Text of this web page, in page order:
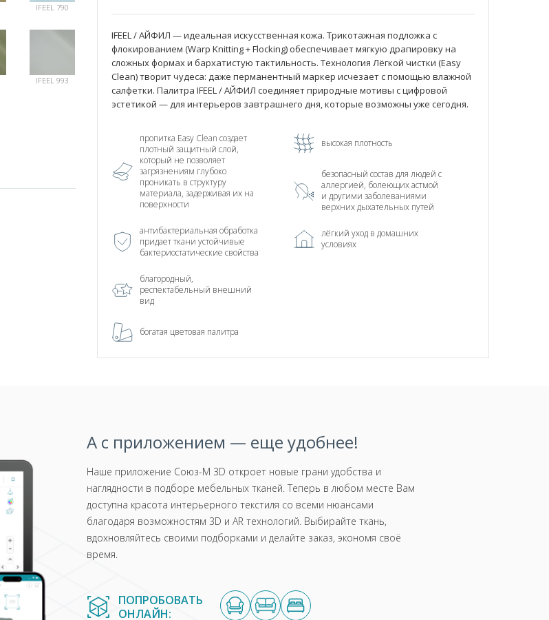
IFEEL 790
IFEEL 993
IFEEL / АЙФИЛ — идеальная искусственная кожа. Трикотажная подложка с
флокированием (Warp Knitting + Flocking) обеспечивает мягкую драпировку на
сложных формах и бархатистую тактильность. Технология Лёгкой чистки (Easy
Clean) творит чудеса: даже перманентный маркер исчезает с помощью влажной
салфетки. Палитра IFEEL / АЙФИЛ соединяет природные мотивы с цифровой
эстетикой — для интерьеров завтрашнего дня, которые возможны уже сегодня.
пропитка Easy Clean создает
плотный защитный слой,
который не позволяет
загрязнениям глубоко
проникать в структуру
материала, задерживая их на
поверхности
антибактериальная обработка
придает ткани устойчивые
бактериостатические свойства
благородный,
респектабельный внешний
вид
богатая цветовая палитра
высокая плотность
безопасный состав для людей с
аллергией, болеющих астмой
и другими заболеваниями
верхних дыхательных путей
лёгкий уход в домашних
условиях
А с приложением — еще удобнее!
Наше приложение Союз-М 3D откроет новые грани удобства и
наглядности в подборе мебельных тканей. Теперь в любом месте Вам
доступна красота интерьерного текстиля со всеми нюансами
благодаря возможностям 3D и AR технологий. Выбирайте ткань,
вдохновляйтесь своими подборками и делайте заказ, экономя своё
время.
ПОПРОБОВАТЬ
ОНЛАЙН: